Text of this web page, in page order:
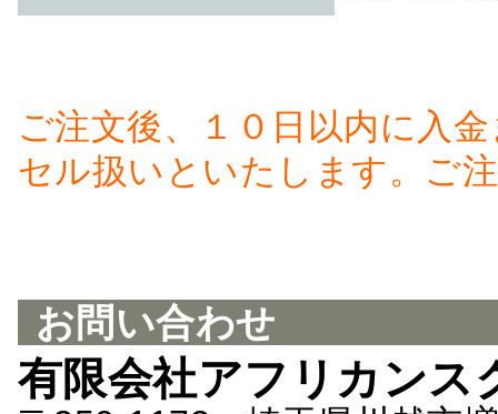
ご注文後、１０日以内に入
セル扱いといたします。ご
お問い合わせ
有限会社アフリカンス